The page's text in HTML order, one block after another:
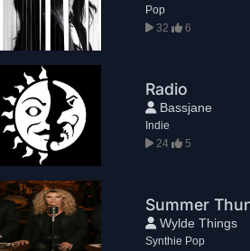
Pop
32
6
Radio
Bassjane
Indie
24
5
Summer
Wylde Things
Synthie Pop